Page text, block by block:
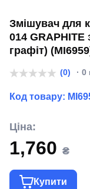
Змішувач для
014
графіт)
(0) · 0
Код товару:
Ціна:
1,760 ₴
Купити